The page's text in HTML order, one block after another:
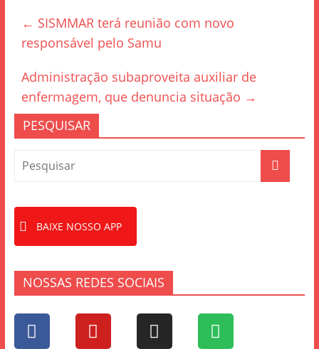
b
o
o
k
← SISMMAR terá reunião com novo
responsável pelo Samu
Administração subaproveita auxiliar de
enfermagem, que denuncia situação →
PESQUISAR
BAIXE NOSSO APP
NOSSAS REDES SOCIAIS